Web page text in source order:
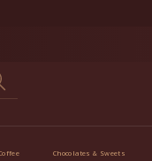
Chocolates & Sweets